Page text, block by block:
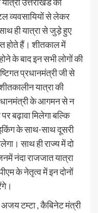
व्यवसायियों से लेकर
ही यात्रा से जुड़े हुए
होते हैं। शीतकाल में
के बाद इन सभी लोगों की
प्रधानमंत्री जी से
यात्रा की
के आगमन से न
बढ़ावा मिलेगा बल्कि
के साथ-साथ दूसरी
साथ ही राज्य में दो
नंदा राजजात यात्रा
के नेतृत्व में इन दोनों
टम्टा , कैबिनेट मंत्री